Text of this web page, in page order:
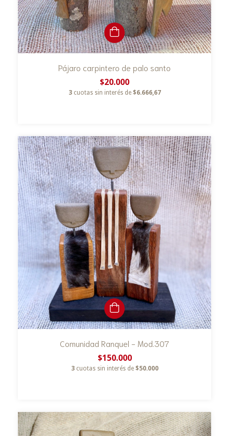
Pájaro carpintero de palo santo
$20.000
3 cuotas sin interés de $6.666,67
Comunidad Ranquel - Mod.307
$150.000
3 cuotas sin interés de $50.000